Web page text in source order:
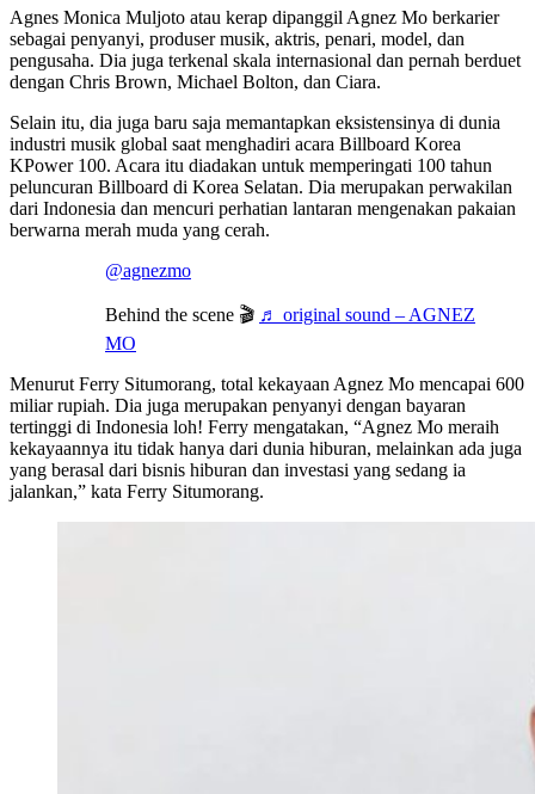
Agnes Monica Muljoto atau kerap dipanggil Agnez Mo berkarier
sebagai penyanyi, produser musik, aktris, penari, model, dan
pengusaha. Dia juga terkenal skala internasional dan pernah berduet
dengan Chris Brown, Michael Bolton, dan Ciara.
Selain itu, dia juga baru saja memantapkan eksistensinya di dunia
industri musik global saat menghadiri acara Billboard Korea
KPower 100. Acara itu diadakan untuk memperingati 100 tahun
peluncuran Billboard di Korea Selatan. Dia merupakan perwakilan
dari Indonesia dan mencuri perhatian lantaran mengenakan pakaian
berwarna merah muda yang cerah.
@agnezmo
Behind the scene 🎬 ♬ original sound – AGNEZ
MO
Menurut Ferry Situmorang, total kekayaan Agnez Mo mencapai 600
miliar rupiah. Dia juga merupakan penyanyi dengan bayaran
tertinggi di Indonesia loh! Ferry mengatakan, “Agnez Mo meraih
kekayaannya itu tidak hanya dari dunia hiburan, melainkan ada juga
yang berasal dari bisnis hiburan dan investasi yang sedang ia
jalankan,” kata Ferry Situmorang.